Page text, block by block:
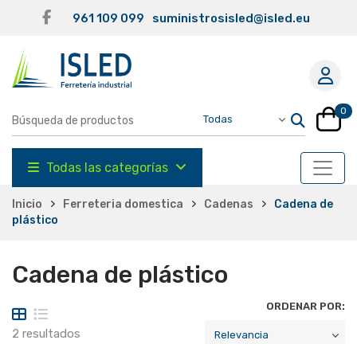
961 109 099 suministrosisled@isled.eu
0
Todas las categorías
Inicio Ferreteria domestica Cadenas
Cadena de
plástico
Cadena de plástico
2 resultados
ORDENAR POR: